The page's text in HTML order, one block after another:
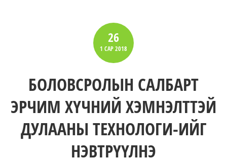
26
1 САР2018
БОЛОВСРОЛЫН САЛБАРТ
ЭРЧИМ ХҮЧНИЙ ХЭМНЭЛТТЭЙ
ДУЛААНЫ ТЕХНОЛОГИ-ИЙГ
НЭВТРҮҮЛНЭ